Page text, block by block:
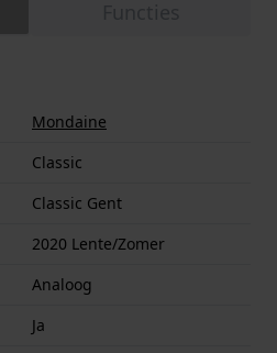
Mondaine
Classic
Classic Gent
2020 Lente/Zomer
Analoog
Ja